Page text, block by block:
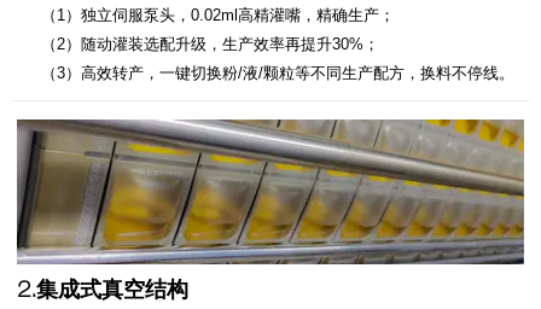
（1）独立伺服泵头，0.02ml高精灌嘴，精确生产；
（2）随动灌装选配升级，生产效率再提升30%；
（3）高效转产，一键切换粉/液/颗粒等不同生产配方，换料不停线。
2.集成式真空结构